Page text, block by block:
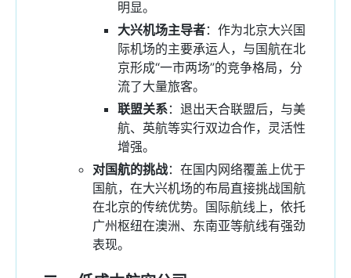
明显。
大兴机场主导者：作为北京大兴国
际机场的主要承运人，与国航在北
京形成“一市两场”的竞争格局，分
流了大量旅客。
联盟关系：退出天合联盟后，与美
航、英航等实行双边合作，灵活性
增强。
对国航的挑战：在国内网络覆盖上优于
国航，在大兴机场的布局直接挑战国航
在北京的传统优势。国际航线上，依托
广州枢纽在澳洲、东南亚等航线有强劲
表现。